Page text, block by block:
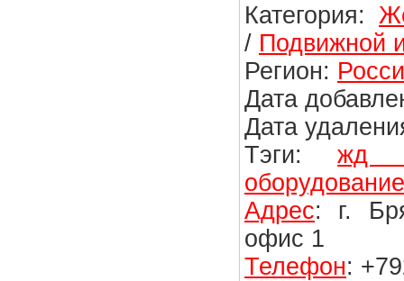
Категория:
/ Подвижной
Регион:
Дата
Дата
Тэги:жд
оборудование
Адрес: г.
офис 1
Телефон: